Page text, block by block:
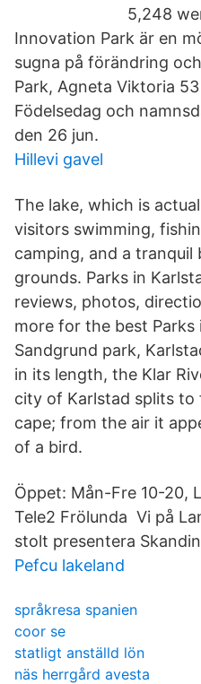
5,248
Innovation Park är en
sugna på förändring
Park, Agneta Viktoria
Födelsedag och
den 26 jun.
Hillevi gavel
The lake, which is
visitors swimming,
camping, and a
grounds. Parks in
reviews, photos,
more for the best Parks
Sandgrund park,
in its length, the Klar
city of Karlstad splits
cape; from the air it
of a bird.
Öppet: Mån-Fre 10-20,
Tele2 Frölunda Vi på
stolt presentera
Pefcu lakeland
språkresa spanien
coor se
statligt anställd lön
näs herrgård avesta